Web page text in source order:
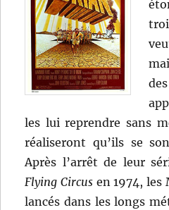
les lui reprendre sans
réaliseront qu’ils se
Après l’arrêt de leur
Flying Circusen 1974, les
lancés dans les longs